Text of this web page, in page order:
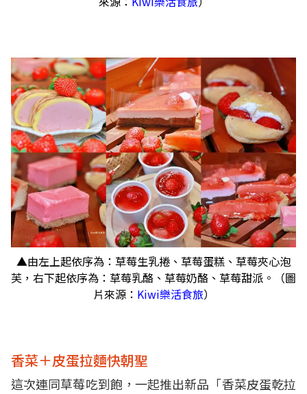
▲由左上起依序為：草莓生乳捲、草莓蛋糕、草莓夾心泡
芙，右下起依序為：草莓乳酪、草莓奶酪、草莓甜派。（圖
片來源： Kiwi樂活食旅）
香菜＋皮蛋拉麵快朝聖
這次連同草莓吃到飽，一起推出新品「香菜皮蛋乾拉